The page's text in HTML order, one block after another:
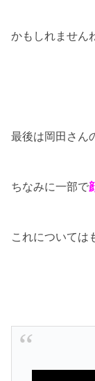
かもしれません
最後は岡田さん
ちなみに一部で
これについては